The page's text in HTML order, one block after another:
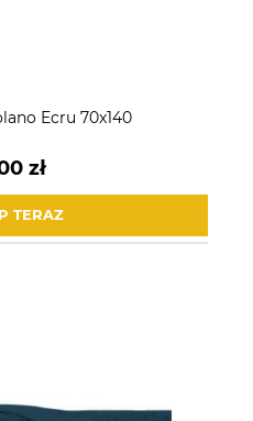
Ecru 70x140
zł
TERAZ